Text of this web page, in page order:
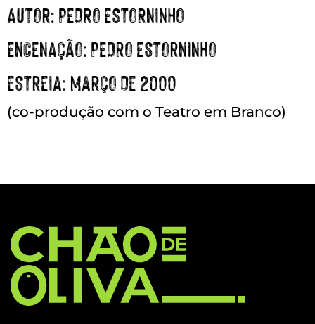
AUTOR: PEDRO ESTORNINHO
ENCENAÇÃO: PEDRO ESTORNINHO
ESTREIA: MARÇO DE 2000
(co-produção com o Teatro em Branco)